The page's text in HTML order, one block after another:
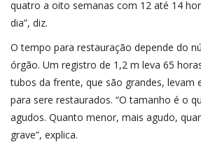
quatro a oito semanas com 12 até 14
dia”, diz.
O tempo para restauração depende do
órgão. Um registro de 1,2 m leva 65
tubos da frente, que são grandes, levam
para sere restaurados. “O tamanho é o
agudos. Quanto menor, mais agudo,
grave”, explica.